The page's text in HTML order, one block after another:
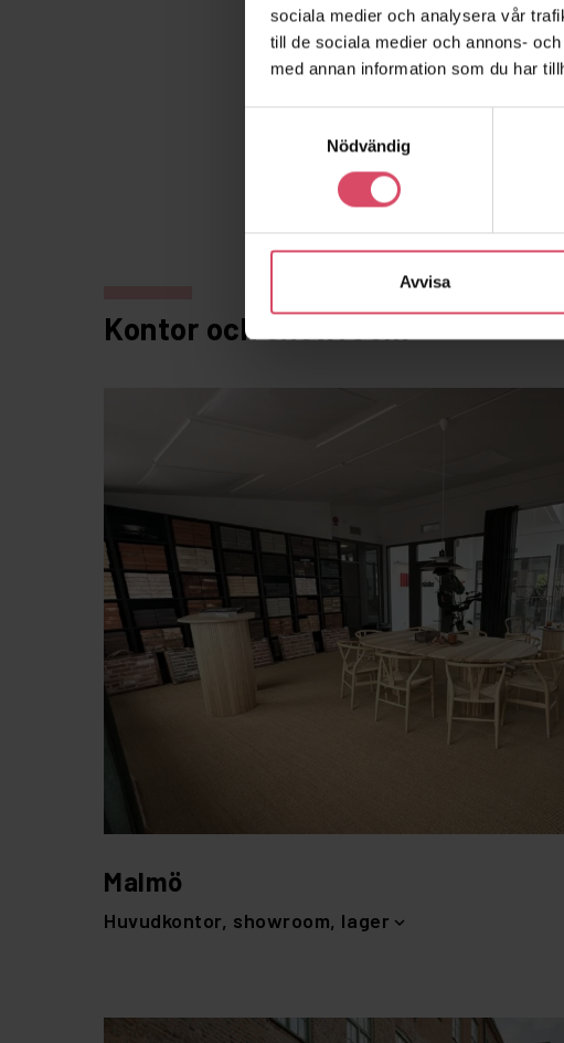
sociala medier och analysera vår
till de sociala medier och annons-
med annan information som du har
Nödvändig
Avvisa
Kontor och showroom
Malmö
Huvudkontor, showroom, lager